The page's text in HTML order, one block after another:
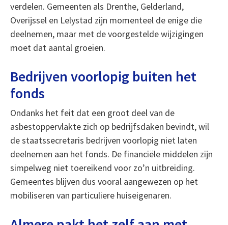
verdelen. Gemeenten als Drenthe, Gelderland,
Overijssel en Lelystad zijn momenteel de enige die
deelnemen, maar met de voorgestelde wijzigingen
moet dat aantal groeien.
Bedrijven voorlopig buiten het
fonds
Ondanks het feit dat een groot deel van de
asbestoppervlakte zich op bedrijfsdaken bevindt, wil
de staatssecretaris bedrijven voorlopig niet laten
deelnemen aan het fonds. De financiële middelen zijn
simpelweg niet toereikend voor zo’n uitbreiding.
Gemeentes blijven dus vooral aangewezen op het
mobiliseren van particuliere huiseigenaren.